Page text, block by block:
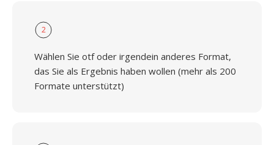
2
Wählen Sie otf oder irgendein anderes Format,
das Sie als Ergebnis haben wollen (mehr als 200
Formate unterstützt)